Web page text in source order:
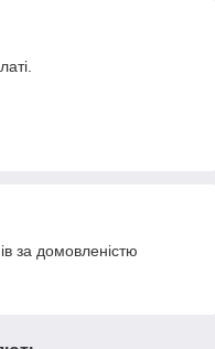
за домовленістю